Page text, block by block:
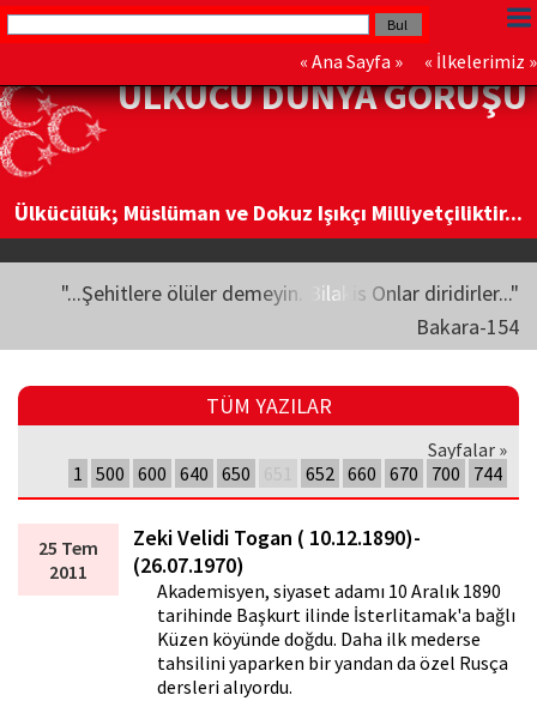
« Ana Sayfa » « İlkelerimiz »
ÜLKÜCÜ DÜNYA GÖRÜŞÜ
Ülkücülük; Müslüman ve Dokuz Işıkçı Milliyetçiliktir...
"...Şehitlere ölüler demeyin. Bilakis Onlar diridirler..."
Bakara-154
TÜM YAZILAR
Sayfalar »
1 500 600 640 650 652 660 670 700 744
25 Tem
2011
Zeki Velidi Togan ( 10.12.1890)-
(26.07.1970)
Akademisyen, siyaset adamı 10 Aralık 1890
tarihinde Başkurt ilinde İsterlitamak'a bağlı
Küzen köyünde doğdu. Daha ilk mederse
tahsilini yaparken bir yandan da özel Rusça
dersleri alıyordu.